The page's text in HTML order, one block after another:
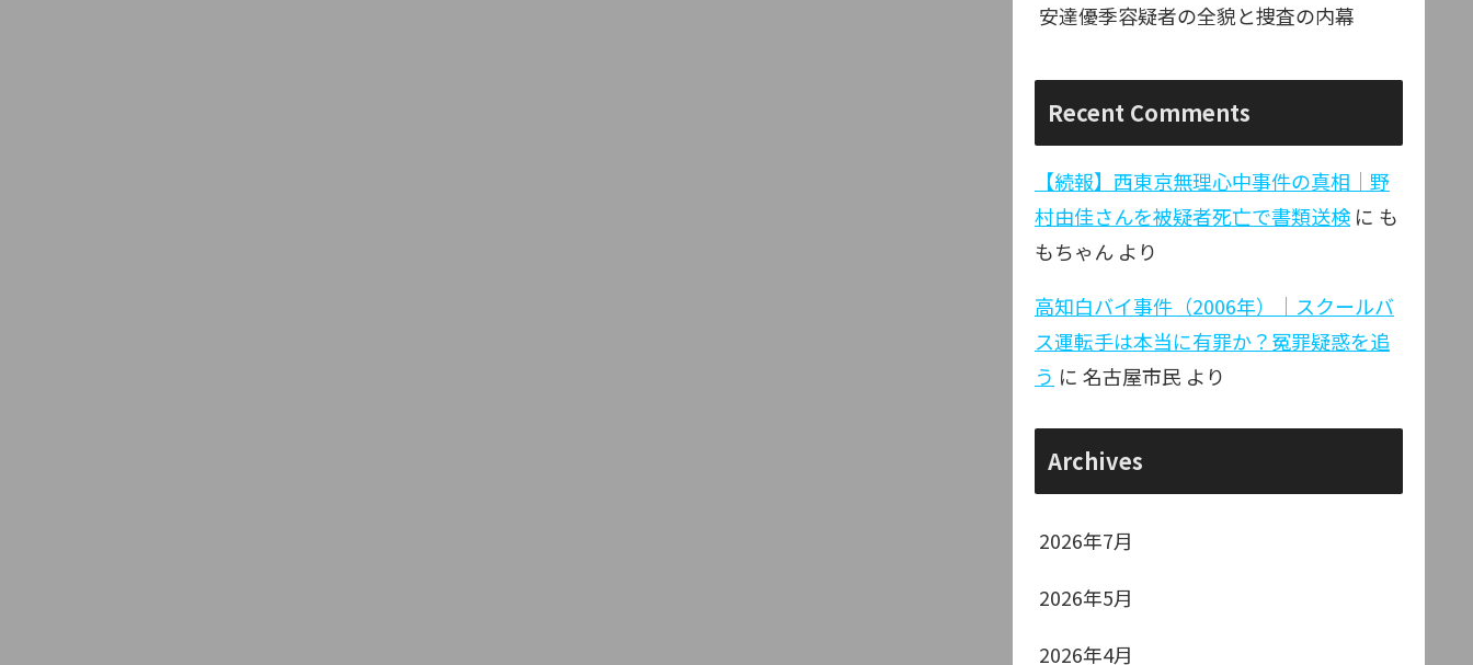
安達優季容疑者の全貌と捜査の内幕
Recent Comments
【続報】西東京無理心中事件の真相｜野
村由佳さんを被疑者死亡で書類送検 に も
もちゃん より
高知白バイ事件（2006年）｜スクールバ
ス運転手は本当に有罪か？冤罪疑惑を追
う に 名古屋市民 より
Archives
2026年7月
2026年5月
2026年4月